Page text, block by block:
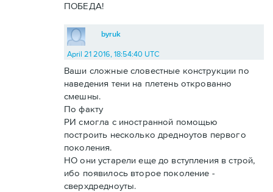
ПОБЕДА!
byruk
April 21 2016, 18:54:40 UTC
Ваши сложные словестные конструкции по
наведения тени на плетень открованно
смешны.
По факту
РИ смогла с иностранной помощью
построить несколько дредноутов первого
поколения.
НО они устарели еще до вступления в строй,
ибо появилось второе поколение -
сверхдредноуты.